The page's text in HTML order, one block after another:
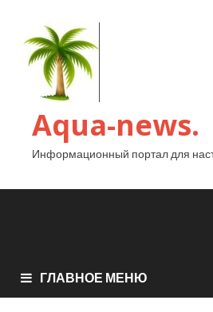
Aqua-news.
Информационный портал для
ГЛАВНОЕ МЕНЮ